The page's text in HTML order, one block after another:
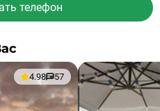
телефон
4.98 57